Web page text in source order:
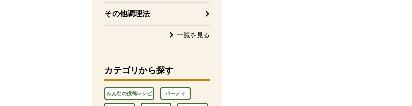
その他調理法
一覧を見る
カテゴリから探す
みんなの投稿レシピ パーティ